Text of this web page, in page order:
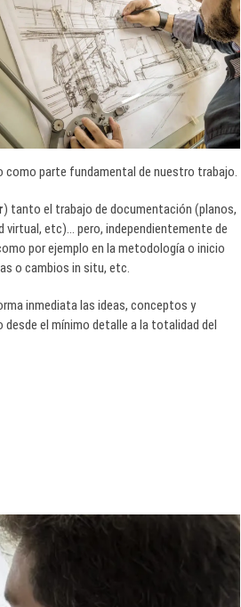
como parte fundamental de nuestro trabajo.
) tanto el trabajo de documentación (planos,
etc)… pero, independientemente de
por ejemplo en la metodología o inicio
o cambios in situ, etc.
inmediata las ideas, conceptos y
el mínimo detalle a la totalidad del